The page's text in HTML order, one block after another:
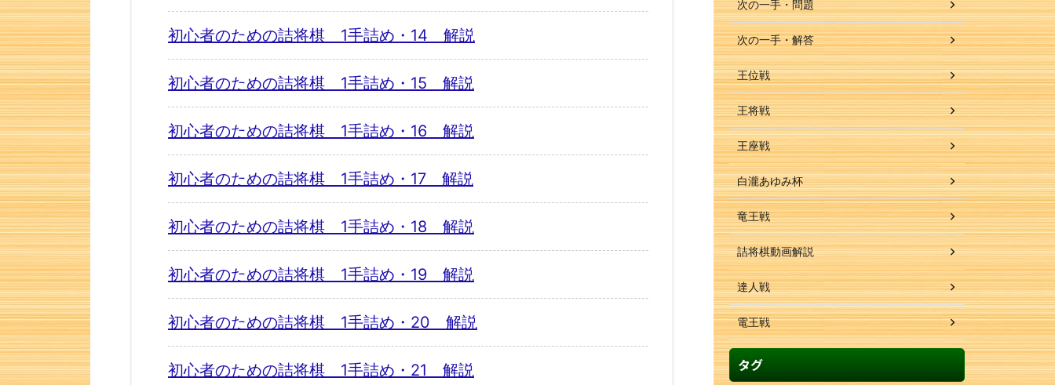
初心者のための詰将棋 1手詰め・14 解説
初心者のための詰将棋 1手詰め・15 解説
初心者のための詰将棋 1手詰め・16 解説
初心者のための詰将棋 1手詰め・17 解説
初心者のための詰将棋 1手詰め・18 解説
初心者のための詰将棋 1手詰め・19 解説
初心者のための詰将棋 1手詰め・20 解説
初心者のための詰将棋 1手詰め・21 解説
次の一手・問題
次の一手・解答
王位戦
王将戦
王座戦
白瀧あゆみ杯
竜王戦
詰将棋動画解説
達人戦
電王戦
タグ